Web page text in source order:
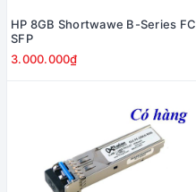
HP 8GB Shortwawe B-Series FC
SFP
3.000.000₫